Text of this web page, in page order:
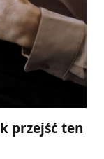
przejść ten